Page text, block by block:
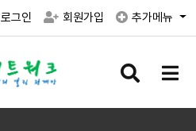
로그인 회원가입 추가메뉴
검
버
메
버